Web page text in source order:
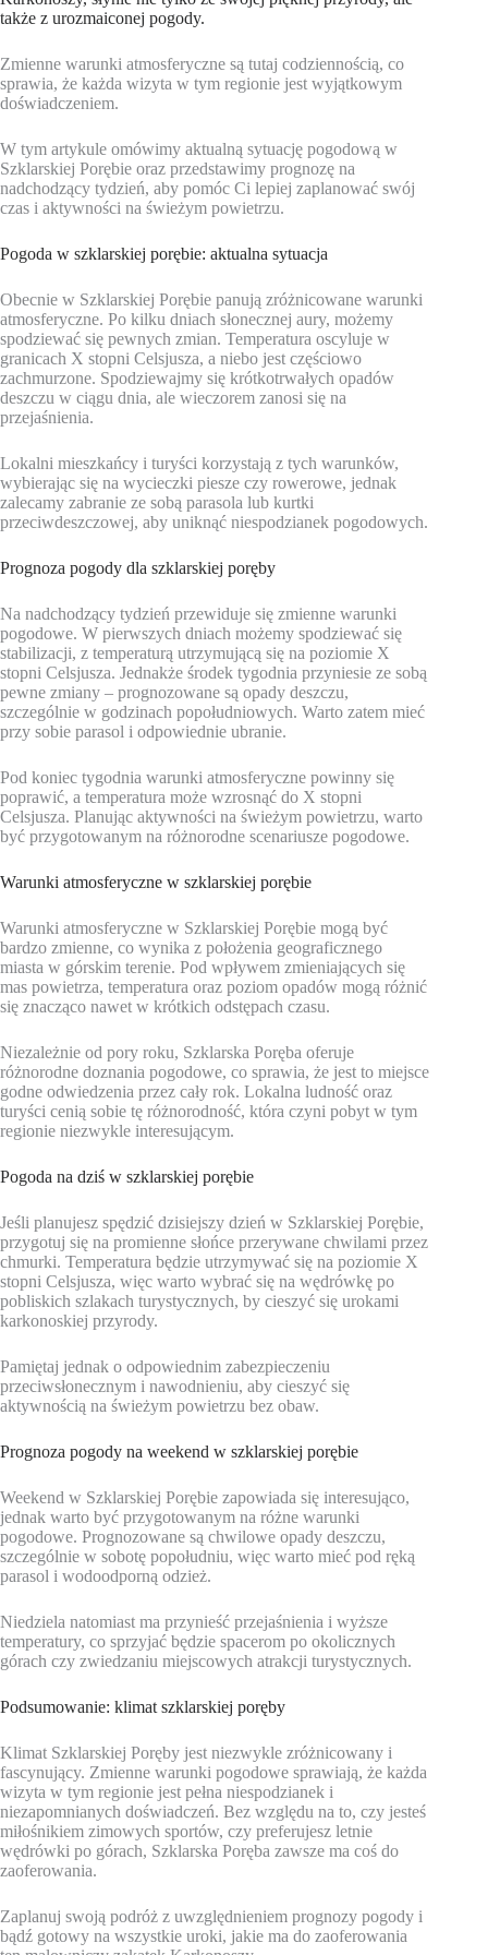
także z urozmaiconej pogody.
Zmienne warunki atmosferyczne są tutaj codziennością, co
sprawia, że każda wizyta w tym regionie jest wyjątkowym
doświadczeniem.
W tym artykule omówimy aktualną sytuację pogodową w
Szklarskiej Porębie oraz przedstawimy prognozę na
nadchodzący tydzień, aby pomóc Ci lepiej zaplanować swój
czas i aktywności na świeżym powietrzu.
Pogoda w szklarskiej porębie: aktualna sytuacja
Obecnie w Szklarskiej Porębie panują zróżnicowane warunki
atmosferyczne. Po kilku dniach słonecznej aury, możemy
spodziewać się pewnych zmian. Temperatura oscyluje w
granicach X stopni Celsjusza, a niebo jest częściowo
zachmurzone. Spodziewajmy się krótkotrwałych opadów
deszczu w ciągu dnia, ale wieczorem zanosi się na
przejaśnienia.
Lokalni mieszkańcy i turyści korzystają z tych warunków,
wybierając się na wycieczki piesze czy rowerowe, jednak
zalecamy zabranie ze sobą parasola lub kurtki
przeciwdeszczowej, aby uniknąć niespodzianek pogodowych.
Prognoza pogody dla szklarskiej poręby
Na nadchodzący tydzień przewiduje się zmienne warunki
pogodowe. W pierwszych dniach możemy spodziewać się
stabilizacji, z temperaturą utrzymującą się na poziomie X
stopni Celsjusza. Jednakże środek tygodnia przyniesie ze sobą
pewne zmiany – prognozowane są opady deszczu,
szczególnie w godzinach popołudniowych. Warto zatem mieć
przy sobie parasol i odpowiednie ubranie.
Pod koniec tygodnia warunki atmosferyczne powinny się
poprawić, a temperatura może wzrosnąć do X stopni
Celsjusza. Planując aktywności na świeżym powietrzu, warto
być przygotowanym na różnorodne scenariusze pogodowe.
Warunki atmosferyczne w szklarskiej porębie
Warunki atmosferyczne w Szklarskiej Porębie mogą być
bardzo zmienne, co wynika z położenia geograficznego
miasta w górskim terenie. Pod wpływem zmieniających się
mas powietrza, temperatura oraz poziom opadów mogą różnić
się znacząco nawet w krótkich odstępach czasu.
Niezależnie od pory roku, Szklarska Poręba oferuje
różnorodne doznania pogodowe, co sprawia, że jest to miejsce
godne odwiedzenia przez cały rok. Lokalna ludność oraz
turyści cenią sobie tę różnorodność, która czyni pobyt w tym
regionie niezwykle interesującym.
Pogoda na dziś w szklarskiej porębie
Jeśli planujesz spędzić dzisiejszy dzień w Szklarskiej Porębie,
przygotuj się na promienne słońce przerywane chwilami przez
chmurki. Temperatura będzie utrzymywać się na poziomie X
stopni Celsjusza, więc warto wybrać się na wędrówkę po
pobliskich szlakach turystycznych, by cieszyć się urokami
karkonoskiej przyrody.
Pamiętaj jednak o odpowiednim zabezpieczeniu
przeciwsłonecznym i nawodnieniu, aby cieszyć się
aktywnością na świeżym powietrzu bez obaw.
Prognoza pogody na weekend w szklarskiej porębie
Weekend w Szklarskiej Porębie zapowiada się interesująco,
jednak warto być przygotowanym na różne warunki
pogodowe. Prognozowane są chwilowe opady deszczu,
szczególnie w sobotę popołudniu, więc warto mieć pod ręką
parasol i wodoodporną odzież.
Niedziela natomiast ma przynieść przejaśnienia i wyższe
temperatury, co sprzyjać będzie spacerom po okolicznych
górach czy zwiedzaniu miejscowych atrakcji turystycznych.
Podsumowanie: klimat szklarskiej poręby
Klimat Szklarskiej Poręby jest niezwykle zróżnicowany i
fascynujący. Zmienne warunki pogodowe sprawiają, że każda
wizyta w tym regionie jest pełna niespodzianek i
niezapomnianych doświadczeń. Bez względu na to, czy jesteś
miłośnikiem zimowych sportów, czy preferujesz letnie
wędrówki po górach, Szklarska Poręba zawsze ma coś do
zaoferowania.
Zaplanuj swoją podróż z uwzględnieniem prognozy pogody i
bądź gotowy na wszystkie uroki, jakie ma do zaoferowania